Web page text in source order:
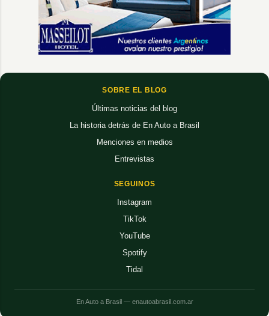
SOBRE EL BLOG
Últimas noticias del blog
La historia detrás de En Auto a Brasil
Menciones en medios
Entrevistas
SEGUINOS
Instagram
TikTok
YouTube
Spotify
Tidal
En Auto a Brasil — enautoabrasil.com.ar